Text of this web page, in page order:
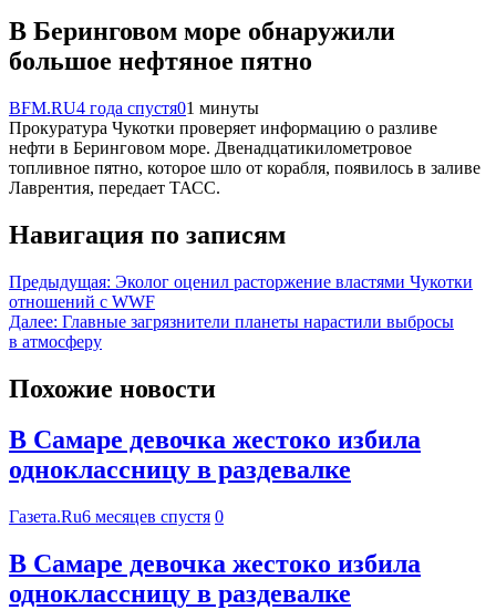
В Беринговом море обнаружили
большое нефтяное пятно
BFM.RU4 года спустя01 минуты
Прокуратура Чукотки проверяет информацию о разливе
нефти в Беринговом море. Двенадцатикилометровое
топливное пятно, которое шло от корабля, появилось в заливе
Лаврентия, передает ТАСС.
Навигация по записям
Предыдущая: Эколог оценил расторжение властями Чукотки
отношений с WWF
Далее: Главные загрязнители планеты нарастили выбросы
в атмосферу
Похожие новости
В Самаре девочка жестоко избила
одноклассницу в раздевалке
Газета.Ru6 месяцев спустя 0
В Самаре девочка жестоко избила
одноклассницу в раздевалке